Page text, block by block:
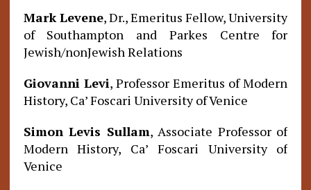
Mark Levene, Dr., Emeritus Fellow, University
of Southampton and Parkes Centre for
Jewish/nonJewish Relations
Giovanni Levi, Professor Emeritus of Modern
History, Ca’ Foscari University of Venice
Simon Levis Sullam, Associate Professor of
Modern History, Ca’ Foscari University of
Venice